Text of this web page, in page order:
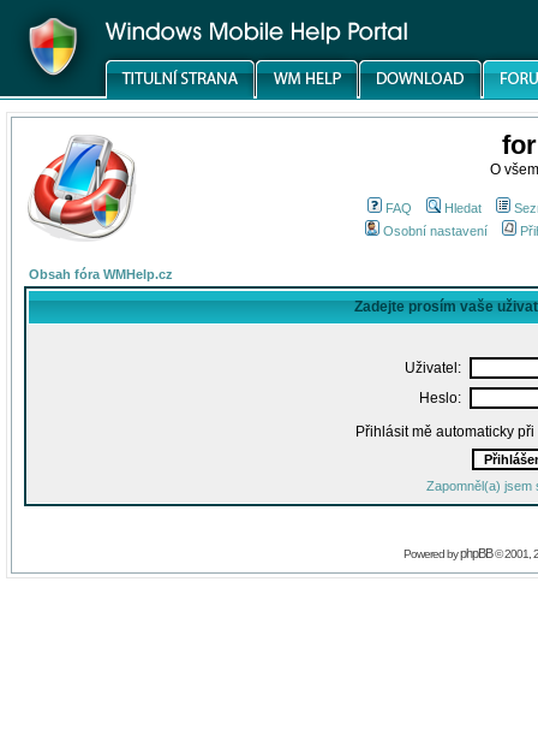
O
FAQ Hledat
Osobní nastavení
Obsah fóra WMHelp.cz
Zadejte prosím vaše
Uživatel:
Heslo:
Přihlásit mě automaticky
Zapomněl(a) jsem
Powered byphpBB© 2001,